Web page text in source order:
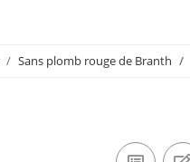
Sans plomb rouge de Branth